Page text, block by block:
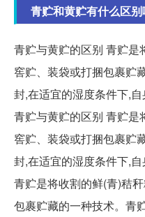
青贮和黄贮有什么区
青贮与黄贮的区别 青贮
窖贮、装袋或打捆包裹贮
封,在适宜的湿度条件下,
青贮与黄贮的区别 青贮
窖贮、装袋或打捆包裹贮
封,在适宜的湿度条件下,
青贮是将收割的鲜(青)秸
包裹贮藏的一种技术。青